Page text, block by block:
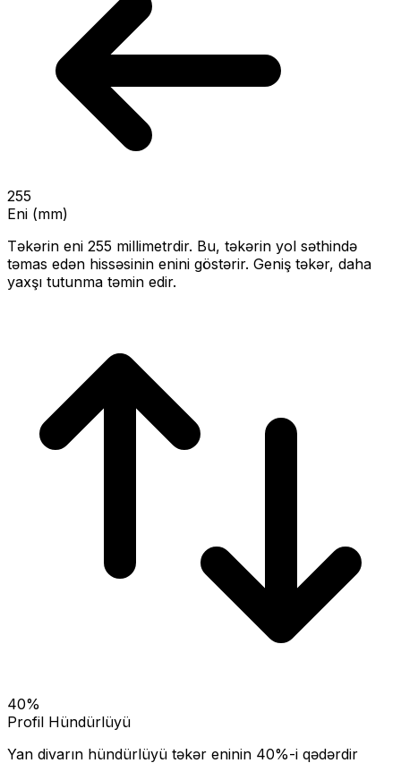
255
Eni (mm)
Təkərin eni 255 millimetrdir. Bu, təkərin yol səthində
təmas edən hissəsinin enini göstərir. Geniş təkər, daha
yaxşı tutunma təmin edir.
40%
Profil Hündürlüyü
Yan divarın hündürlüyü təkər eninin 40%-i qədərdir